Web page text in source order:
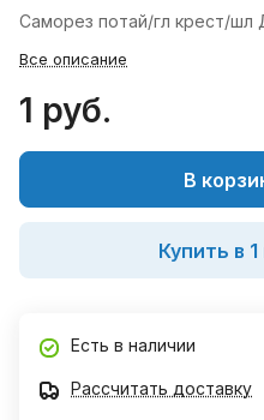
Саморез потай/гл крест/шл
Все описание
1 руб.
В
Купить в 1
Есть в наличии
Рассчитать доставку